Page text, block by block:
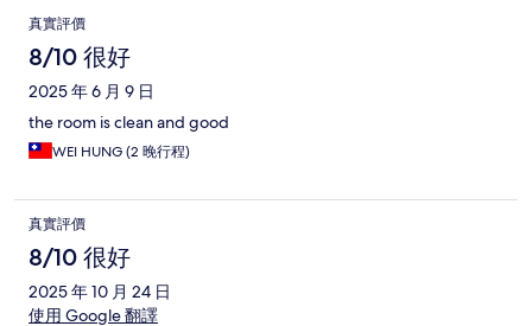
真實評價
8/10 很好
2025 年 6 月 9 日
the room is clean and good
WEI HUNG (2 晚行程)
真實評價
8/10 很好
2025 年 10 月 24 日
使用 Google 翻譯